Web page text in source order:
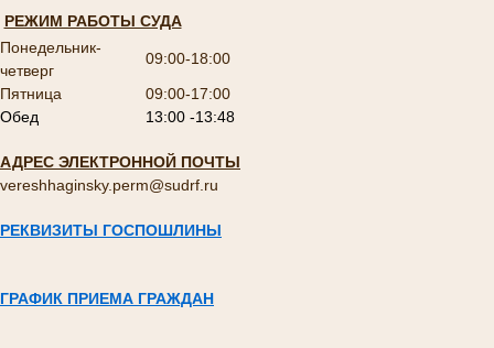
РЕЖИМ РАБОТЫ СУДА
Понедельник-
четверг
09:00-18:00
Пятница
09:00-17:00
Обед
13:00 -13:48
АДРЕС ЭЛЕКТРОННОЙ ПОЧТЫ
vereshhaginsky.perm@sudrf.ru
РЕКВИЗИТЫ ГОСПОШЛИНЫ
ГРАФИК ПРИЕМА ГРАЖДАН